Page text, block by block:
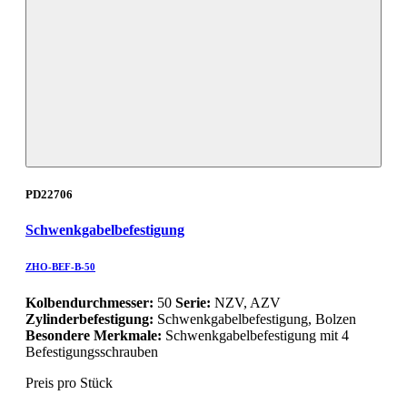
PD22706
Schwenkgabelbefestigung
ZHO-BEF-B-50
Kolbendurchmesser: 50 Serie: NZV, AZV
Zylinderbefestigung: Schwenkgabelbefestigung, Bolzen
Besondere Merkmale: Schwenkgabelbefestigung mit 4
Befestigungsschrauben
Preis pro Stück